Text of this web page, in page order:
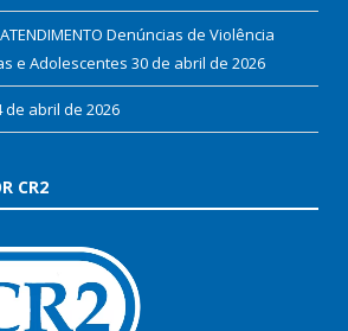
ATENDIMENTO Denúncias de Violência
e Adolescentes 30 de abril de 2026
de abril de 2026
CR2